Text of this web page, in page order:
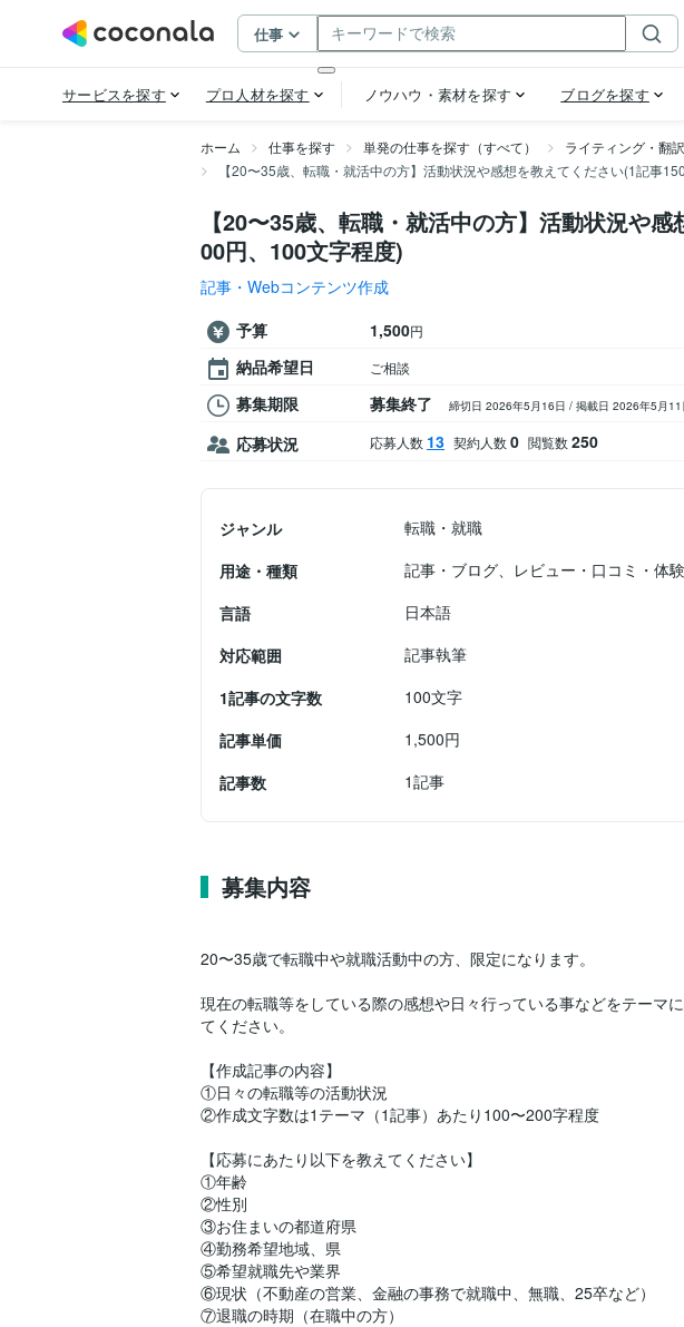
ホーム 仕事を探す 単発の仕事を探す（すべて） ライティング・翻訳
【20〜35歳、転職・就活中の方】活動状況や感想を教えてください(1記事
【20〜35歳、転職・就活中の方】活動状況や
00円、100文字程度)
記事・Webコンテンツ作成
予算
1,500円
納品希望日 ご相談
募集期限 募集終了 締切日 2026年5月16日 / 掲載日 2026年5月11
応募状況 応募人数 13 契約人数0 閲覧数250
ジャンル
転職・就職
用途・種類
記事・ブログ、レビュー・口コミ・体
言語
日本語
対応範囲
記事執筆
1記事の文字数
100文字
記事単価
1,500円
記事数
1記事
募集内容
20〜35歳で転職中や就職活動中の方、限定になります。
現在の転職等をしている際の感想や日々行っている事などをテーマ
てください。
【作成記事の内容】
①日々の転職等の活動状況
②作成文字数は1テーマ（1記事）あたり100〜200字程度
【応募にあたり以下を教えてください】
①年齢
②性別
③お住まいの都道府県
④勤務希望地域、県
⑤希望就職先や業界
⑥現状（不動産の営業、金融の事務で就職中、無職、25卒など）
⑦退職の時期（在職中の方）